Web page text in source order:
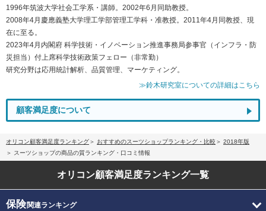
1996年筑波大学社会工学系・講師。2002年6月同助教授。
2008年4月慶應義塾大学理工学部管理工学科・准教授。2011年4月同教授、現
在に至る。
2023年4月内閣府 科学技術・イノベーション推進事務局参事官（インフラ・防
災担当）付上席科学技術政策フェロー（非常勤）
研究分野は応用統計解析、品質管理、マーケティング。
≫鈴木研究室についての詳細はこちら
顧客満足度について
オリコン顧客満足度ランキング おすすめのスーツショップランキング・比較
2018年版
スーツショップの商品の質ランキング・口コミ情報
オリコン顧客満足度ランキング一覧
保険関連ランキング